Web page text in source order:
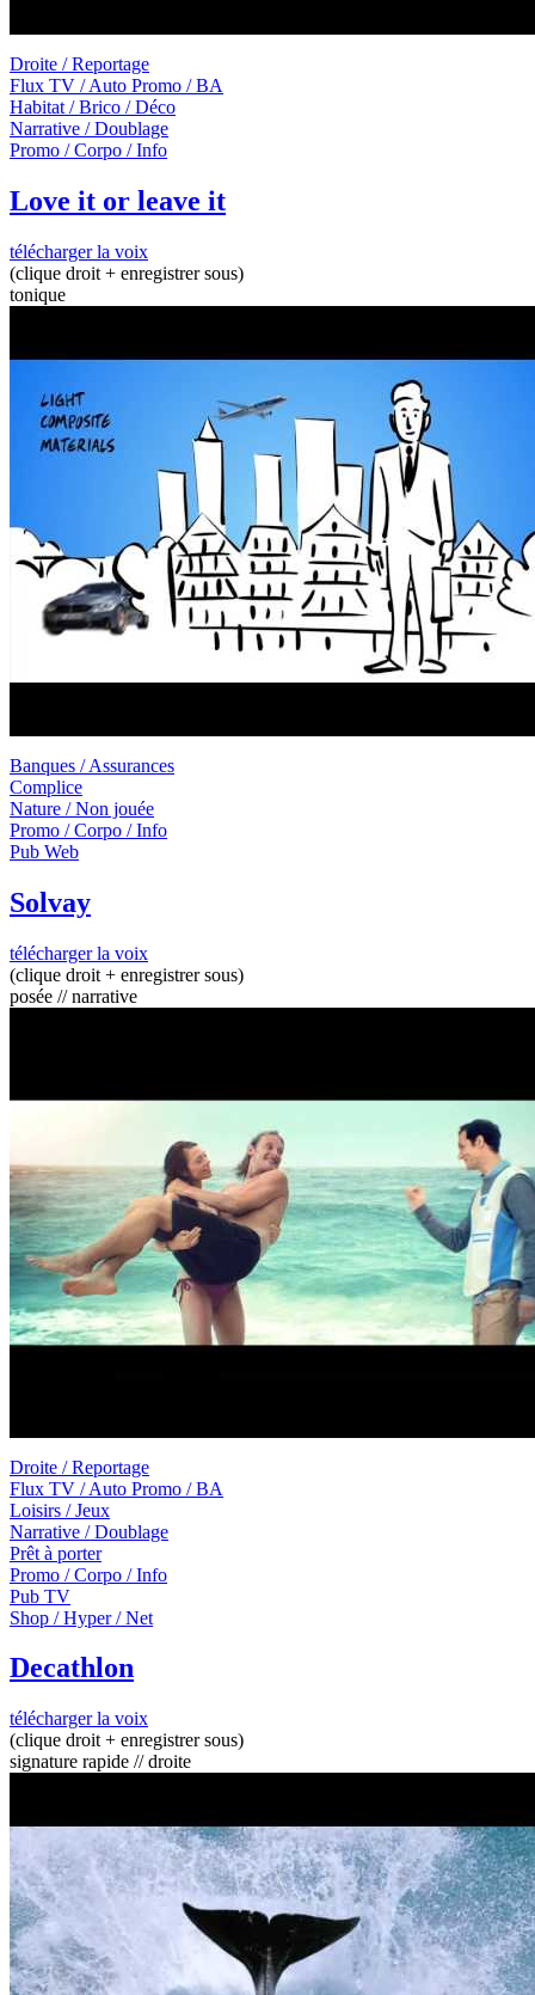
Droite / Reportage
Flux TV / Auto Promo / BA
Habitat / Brico / Déco
Narrative / Doublage
Promo / Corpo / Info
Love it or leave it
télécharger la voix
(clique droit + enregistrer sous)
tonique
Banques / Assurances
Complice
Nature / Non jouée
Promo / Corpo / Info
Pub Web
Solvay
télécharger la voix
(clique droit + enregistrer sous)
posée // narrative
Droite / Reportage
Flux TV / Auto Promo / BA
Loisirs / Jeux
Narrative / Doublage
Prêt à porter
Promo / Corpo / Info
Pub TV
Shop / Hyper / Net
Decathlon
télécharger la voix
(clique droit + enregistrer sous)
signature rapide // droite